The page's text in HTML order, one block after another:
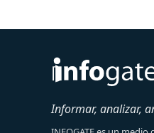
Informar, analizar,